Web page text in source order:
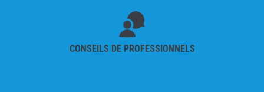
CONSEILS DE PROFESSIONNELS